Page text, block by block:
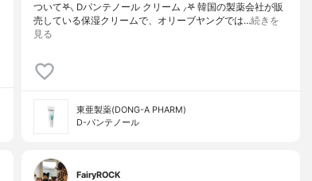
ついて𖤐⸜ Dパンテノール クリーム ⸝𖤐 韓国の製薬会社が販
売している保湿クリームで、オリーブヤングでは…続きを
見る
東亜製薬(DONG-A PHARM)
D-パンテノール
FairyROCK